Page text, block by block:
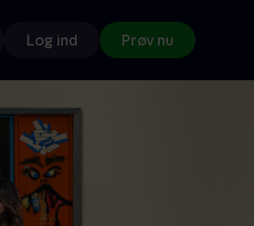
Log ind Prøv nu